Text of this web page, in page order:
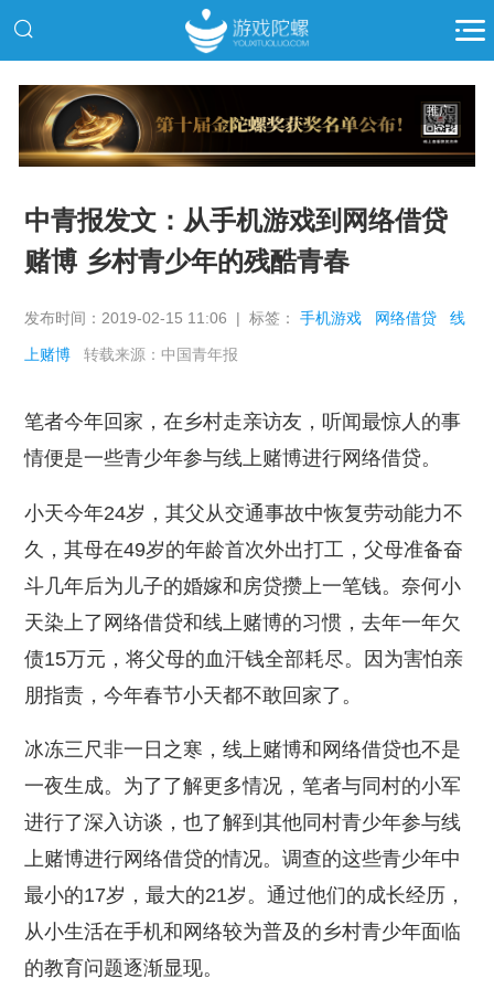
推广
中青报发文：从手机游戏到网络借贷
赌博 乡村青少年的残酷青春
发布时间：2019-02-15 11:06 | 标签：手机游戏 网络借贷 线
上赌博 转载来源：中国青年报
笔者今年回家，在乡村走亲访友，听闻最惊人的事
情便是一些青少年参与线上赌博进行网络借贷。
小天今年24岁，其父从交通事故中恢复劳动能力不
久，其母在49岁的年龄首次外出打工，父母准备奋
斗几年后为儿子的婚嫁和房贷攒上一笔钱。奈何小
天染上了网络借贷和线上赌博的习惯，去年一年欠
债15万元，将父母的血汗钱全部耗尽。因为害怕亲
朋指责，今年春节小天都不敢回家了。
冰冻三尺非一日之寒，线上赌博和网络借贷也不是
一夜生成。为了了解更多情况，笔者与同村的小军
进行了深入访谈，也了解到其他同村青少年参与线
上赌博进行网络借贷的情况。调查的这些青少年中
最小的17岁，最大的21岁。通过他们的成长经历，
从小生活在手机和网络较为普及的乡村青少年面临
的教育问题逐渐显现。